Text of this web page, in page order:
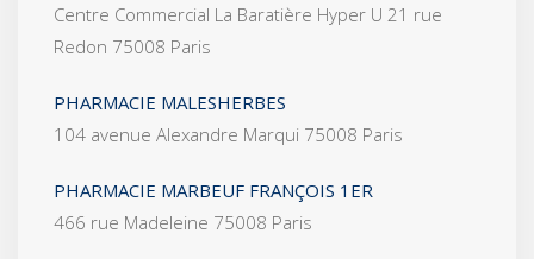
Centre Commercial La Baratière Hyper U 21 rue
Redon 75008 Paris
PHARMACIE MALESHERBES
104 avenue Alexandre Marqui 75008 Paris
PHARMACIE MARBEUF FRANÇOIS 1ER
466 rue Madeleine 75008 Paris